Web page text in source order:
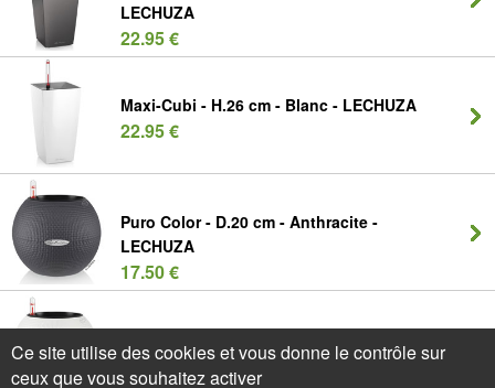
LECHUZA
22.95 €
Maxi-Cubi - H.26 cm - Blanc - LECHUZA
22.95 €
Puro Color - D.20 cm - Anthracite -
LECHUZA
17.50 €
LECHUZA
Ce site utilise des cookies et vous donne le contrôle sur
ceux que vous souhaitez activer